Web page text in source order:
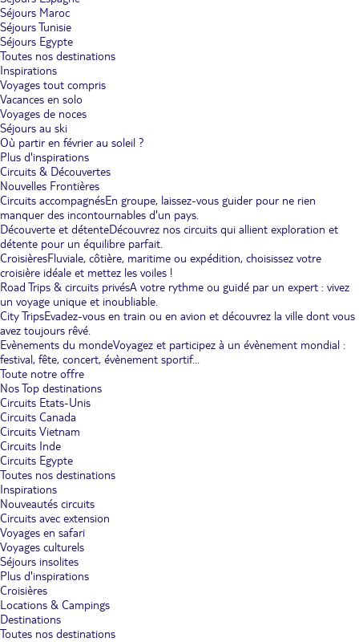
Séjours Maroc
Séjours Tunisie
Séjours Egypte
Toutes nos destinations
Inspirations
Voyages tout compris
Vacances en solo
Voyages de noces
Séjours au ski
Où partir en février au soleil ?
Plus d'inspirations
Circuits & Découvertes
Nouvelles Frontières
Circuits accompagnésEn groupe, laissez-vous guider pour ne rien
manquer des incontournables d'un pays.
Découverte et détenteDécouvrez nos circuits qui allient exploration et
détente pour un équilibre parfait.
CroisièresFluviale, côtière, maritime ou expédition, choisissez votre
croisière idéale et mettez les voiles !
Road Trips & circuits privésA votre rythme ou guidé par un expert : vivez
un voyage unique et inoubliable.
City TripsEvadez-vous en train ou en avion et découvrez la ville dont vous
avez toujours rêvé.
Evènements du mondeVoyagez et participez à un évènement mondial :
festival, fête, concert, évènement sportif...
Toute notre offre
Nos Top destinations
Circuits Etats-Unis
Circuits Canada
Circuits Vietnam
Circuits Inde
Circuits Egypte
Toutes nos destinations
Inspirations
Nouveautés circuits
Circuits avec extension
Voyages en safari
Voyages culturels
Séjours insolites
Plus d'inspirations
Croisières
Locations & Campings
Destinations
Toutes nos destinations